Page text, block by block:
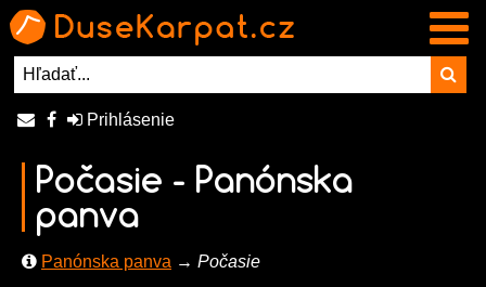
Prihlásenie
Počasie - Panónska
panva
Panónska panva → Počasie